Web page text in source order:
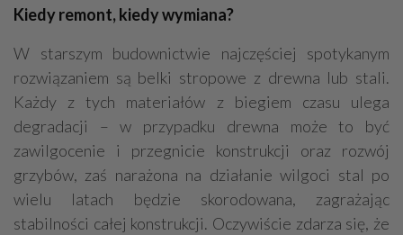
Kiedy remont, kiedy wymiana?
W starszym budownictwie najczęściej spotykanym
rozwiązaniem są belki stropowe z drewna lub stali.
Każdy z tych materiałów z biegiem czasu ulega
degradacji – w przypadku drewna może to być
zawilgocenie i przegnicie konstrukcji oraz rozwój
grzybów, zaś narażona na działanie wilgoci stal po
wielu latach będzie skorodowana, zagrażając
stabilności całej konstrukcji. Oczywiście zdarza się, że